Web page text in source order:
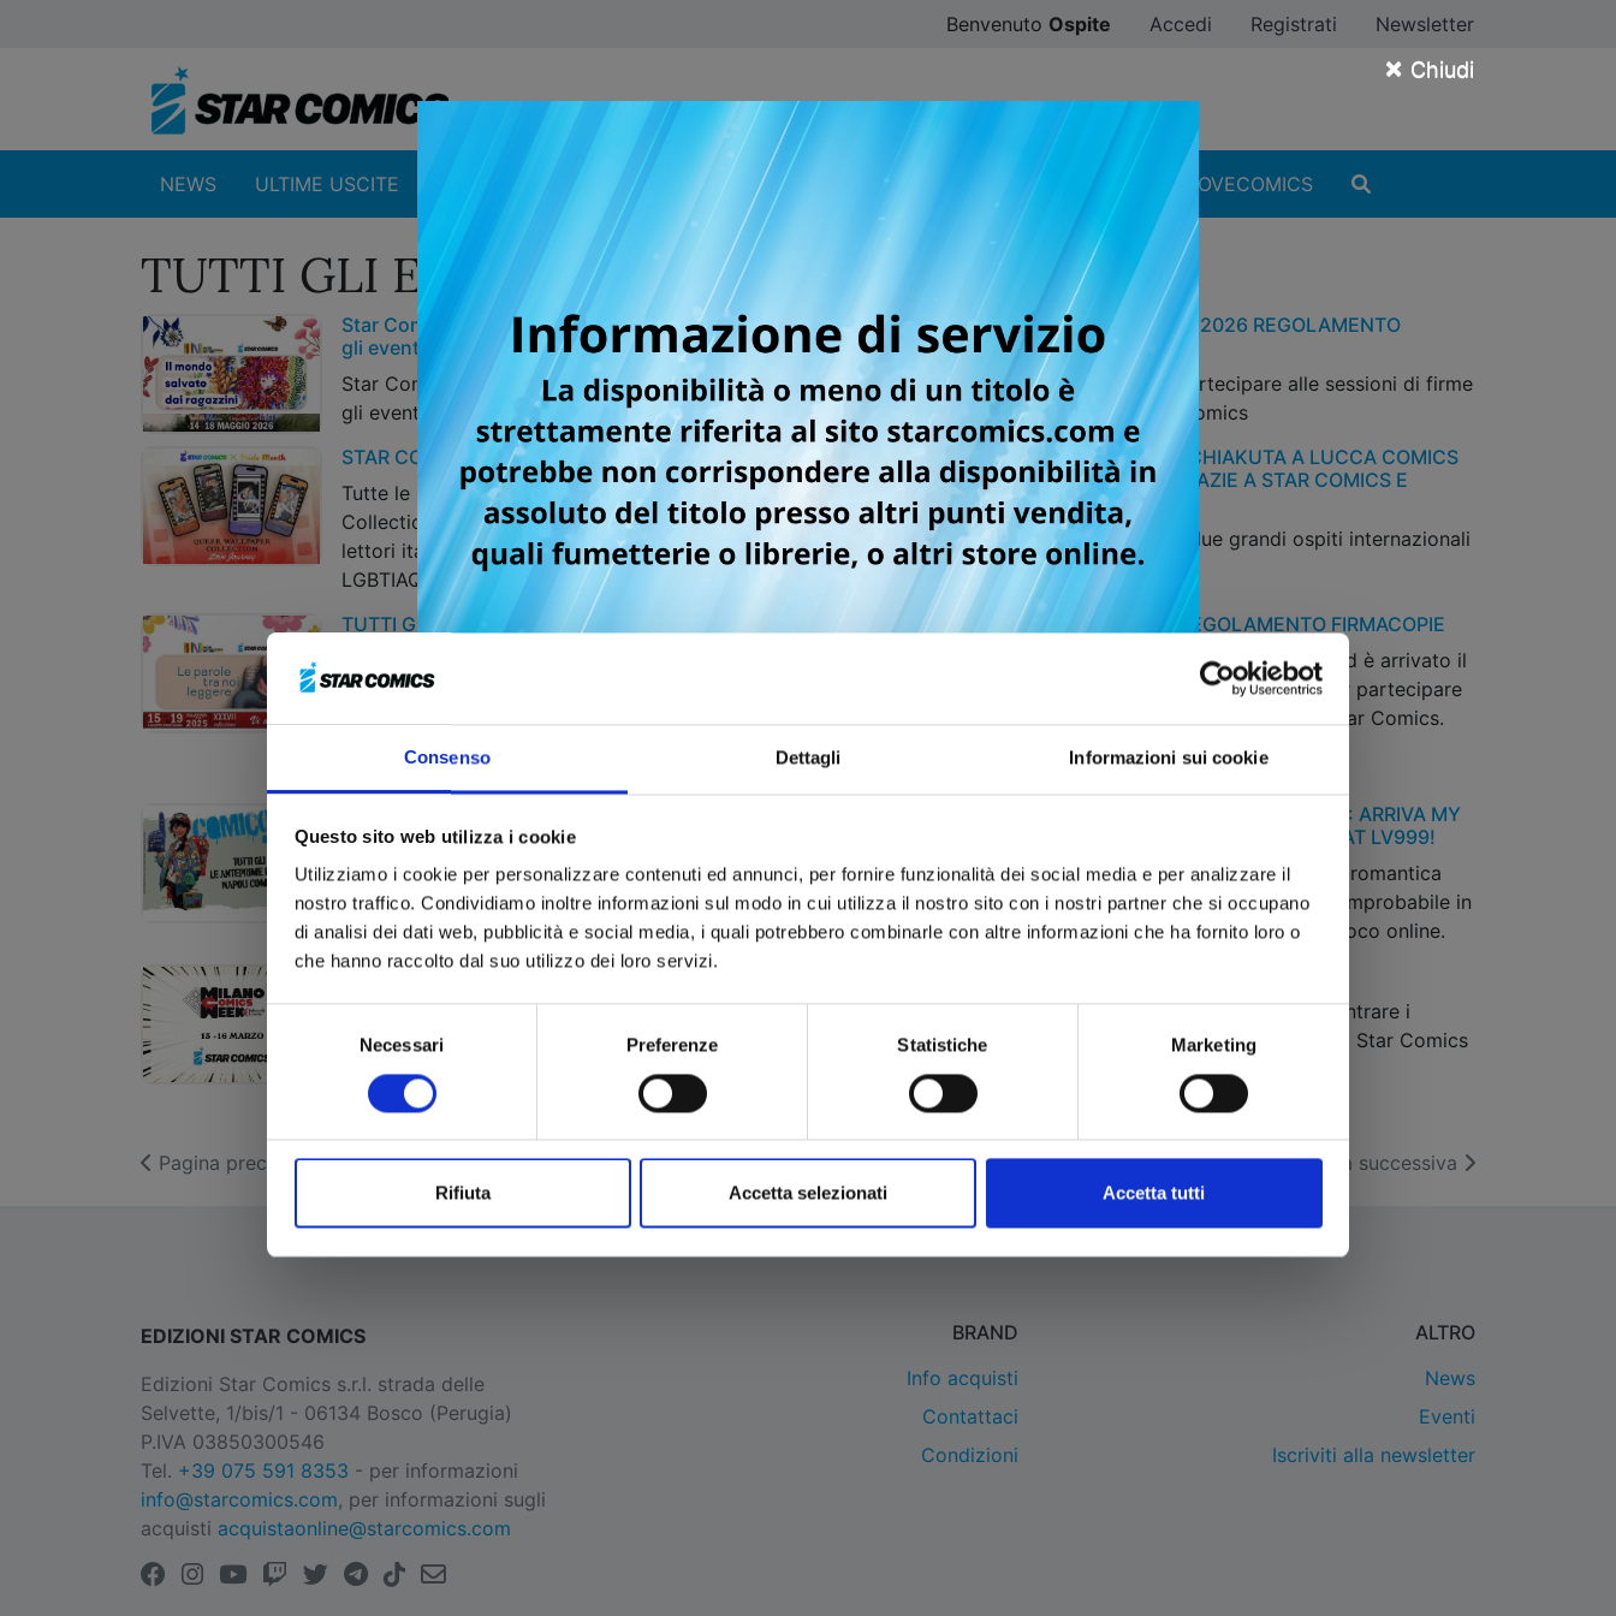
Consenso Dettagli Informazioni sui cookie
Questo sito web utilizza i cookie
Utilizziamo i cookie per personalizzare contenuti ed annunci, per fornire funzionalità dei social media e per analizzare il
nostro traffico. Condividiamo inoltre informazioni sul modo in cui utilizza il nostro sito con i nostri partner che si occupano
di analisi dei dati web, pubblicità e social media, i quali potrebbero combinarle con altre informazioni che ha fornito loro o
che hanno raccolto dal suo utilizzo dei loro servizi.
Necessari Preferenze Statistiche Marketing
Rifiuta Accetta selezionati Accetta tutti
× Chiudi
Benvenuto Ospite Accedi Registrati Newsletter
NEWS ULTIME USCITE CATALOGO SFOGLIA ONLINE DIGISTAR #ILOVEMANGA #ILOVECOMICS
TUTTI GLI EVENTI
Star Comics al Salone del Libro 2026: gli ospiti,
gli eventi e le novità
Star Comics al Salone del Libro 2026: gli ospiti,
gli eventi e le novità
COMICON NAPOLI 2026 REGOLAMENTO
FIRMACOPIE
Le modalità per partecipare alle sessioni di firme
degli autori Star Comics
STAR COMICS CELEBRA IL PRIDE MONTH 2025
Tutte le novità della collana Queer, la Wallpaper
Collection e l’omaggio di Djun (HERE U ARE) ai
lettori italiani nel mese dei diritti della comunità
LGBTIAQ+
GLI AUTORI DI GACHIAKUTA A LUCCA COMICS
& GAMES 2025 GRAZIE A STAR COMICS E
CRUNCHYROLL
Svelati i nomi dei due grandi ospiti internazionali
TUTTI GLI OSPITI, GLI EVENTI E LE NOVITÀ STAR
In programma numerosi firmacopie, panel e
manga e del fumetto occidentale.
COMICON 2025 REGOLAMENTO FIRMACOPIE
Napoli Comicon 2025 si avvicina ed è arrivato il
momento di svelare le modalità per partecipare
alle sessioni di firme degli autori Star Comics.
Comicon Napoli 2025
Tutti gli ospiti, le anteprime e gli eventi a
Comicon Napoli 2025
L’AMORE AI TEMPI DEI VIDEOGAME: ARRIVA MY
LOVE STORY WITH YAMADA-KUN AT LV999!
Una tenera e divertente commedia romantica
che racconta il fiorire di un amore improbabile in
mezzo alle avventure di un videogioco online.
STAR COMICS SBARCA AL FESTIVAL DEL
FUMETTO DI FELTRINELLI CON TANTE ATTIVITÀ
Appuntamento il 14 e 15 marzo con gli eventi
Star Comics
Tutti i nuovi appuntamenti per incontrare i
talentuosi autori dei manga europei Star Comics
Pagina precedente Pagina successiva
EDIZIONI STAR COMICS
Edizioni Star Comics s.r.l. strada delle
Selvette, 1/bis/1 - 06134 Bosco (Perugia)
P.IVA 03850300546
Tel. +39 075 591 8353 - per informazioni
info@starcomics.com, per informazioni sugli
acquisti acquistaonline@starcomics.com
BRAND
Info acquisti
Contattaci
Condizioni
ALTRO
News
Eventi
Iscriviti alla newsletter